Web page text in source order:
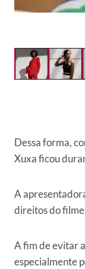
Dessa forma,
Xuxa ficou
A
direitos do
A fim de evitar
especialmente